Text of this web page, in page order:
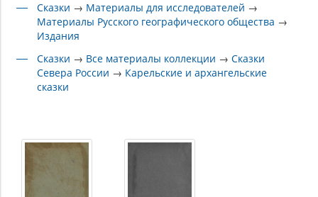
Сказки → Материалы для исследователей →
Материалы Русского географического общества →
Издания
Сказки → Все материалы коллекции →Сказки
Севера России → Карельские и архангельские
сказки